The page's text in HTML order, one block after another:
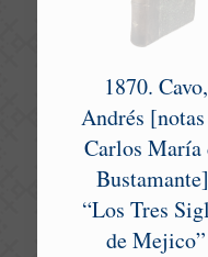
1870. Cavo,
Andrés
Carlos María
“Los Tres
de Mejico”